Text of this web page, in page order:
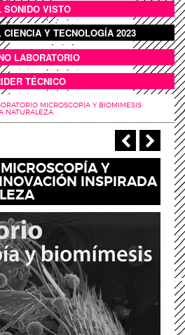
VISTO
SONIDO VISTO
LLENO
Y TECNOLOGÍA 2023
LABORATORIO
TÉCNICO
MICROSCOPIA Y BIOMIMESIS
NATURALEZA
‹
Y
INSPIRADA